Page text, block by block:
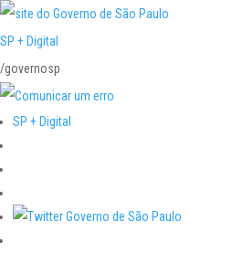
SP + Digital
/governosp
SP + Digital